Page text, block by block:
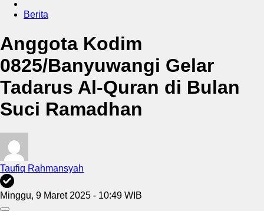
Berita
Anggota Kodim
0825/Banyuwangi Gelar
Tadarus Al-Quran di Bulan
Suci Ramadhan
Taufiq Rahmansyah
Minggu, 9 Maret 2025 - 10:49 WIB